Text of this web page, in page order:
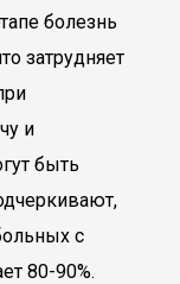
болезнь
затрудняет
и
быть
с
80-90%.